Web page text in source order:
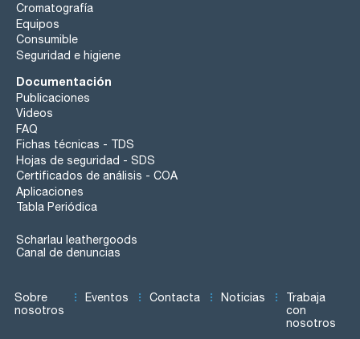
Cromatografía
Equipos
Consumible
Seguridad e higiene
Documentación
Publicaciones
Videos
FAQ
Fichas técnicas - TDS
Hojas de seguridad - SDS
Certificados de análisis - COA
Aplicaciones
Tabla Periódica
Scharlau leathergoods
Canal de denuncias
Sobre
nosotros
Eventos Contacta Noticias
Trabaja
con
nosotros